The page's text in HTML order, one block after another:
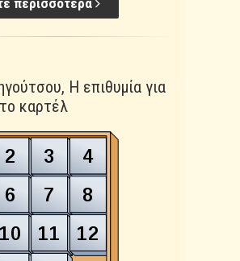
περισσότερα
Η επιθυμία για
καρτέλ